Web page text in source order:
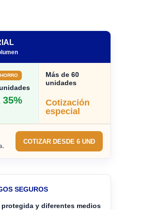
35%
Más de 60
unidades
Cotización
especial
COTIZAR DESDE 6 UND
SEGUROS
protegida y diferentes medios